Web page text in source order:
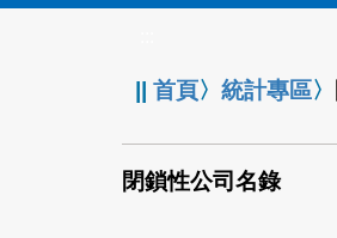
||首頁〉統計專區〉
閉鎖性公司名錄